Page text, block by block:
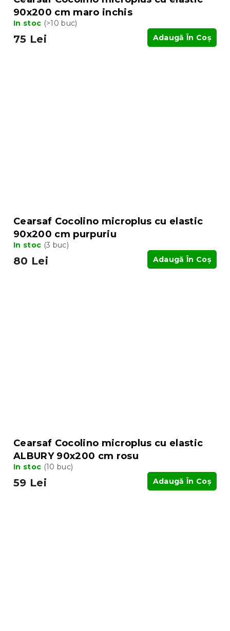
90x200 cm maro inchis
In stoc (>10 buc)
75 Lei Adaugă În Coş
Cearsaf Cocolino microplus cu elastic
90x200 cm purpuriu
In stoc (3 buc)
80 Lei Adaugă În Coş
Cearsaf Cocolino microplus cu elastic
ALBURY 90x200 cm rosu
In stoc (10 buc)
59 Lei Adaugă În Coş